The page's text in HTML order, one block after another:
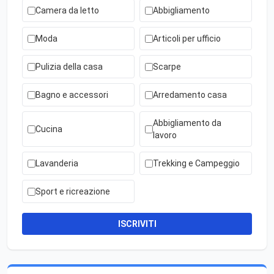
Camera da letto Abbigliamento
Moda Articoli per ufficio
Pulizia della casa Scarpe
Bagno e accessori Arredamento casa
Cucina
Abbigliamento da
lavoro
Lavanderia Trekking e Campeggio
Sport e ricreazione
ISCRIVITI